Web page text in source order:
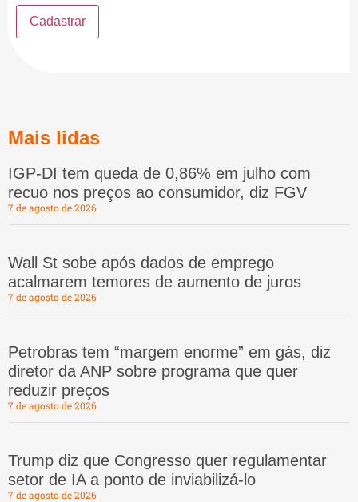
Mais lidas
IGP-DI tem queda de 0,86% em julho com
recuo nos preços ao consumidor, diz FGV
7 de agosto de 2026
Wall St sobe após dados de emprego
acalmarem temores de aumento de juros
7 de agosto de 2026
Petrobras tem “margem enorme” em gás, diz
diretor da ANP sobre programa que quer
reduzir preços
7 de agosto de 2026
Trump diz que Congresso quer regulamentar
setor de IA a ponto de inviabilizá-lo
7 de agosto de 2026